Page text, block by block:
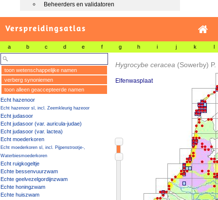
Beheerders en validatoren
Verspreidingsatlas
a b c d e f g h i j k l
toon wetenschappelijke namen
verberg synoniemen
toon alleen geaccepteerde namen
Echt hazenoor
Echt hazenoor sl, incl. Zeemkleurig hazeoor
Echt judasoor
Echt judasoor (var. auricula-judae)
Echt judasoor (var. lactea)
Echt moederkoren
Echt moederkoren sl, incl. Pijpenstrootje-,
Waterbiesmoederkoren
Echt ruigkogeltje
Echte bessenvuurzwam
Echte geelvezelgordijnzwam
Echte honingzwam
Echte huiszwam
Hygrocybe ceracea (Sowerby)
Elfenwasplaat